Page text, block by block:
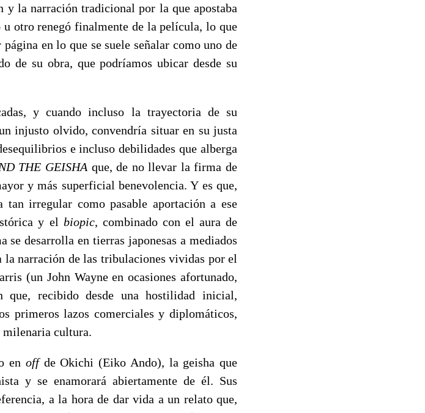
y la narración tradicional por la que apostaba
otro renegó finalmente de la película, lo que
en lo que se suele señalar como uno de
de su obra, que podríamos ubicar desde su
y cuando incluso la trayectoria de su
injusto olvido, convendría situar en su justa
e incluso debilidades que alberga
THE GEISHA que, de no llevar la firma de
y más superficial benevolencia. Y es que,
tan irregular como pasable aportación a ese
y el biopic, combinado con el aura de
se desarrolla en tierras japonesas a mediados
narración de las tribulaciones vividas por el
(un John Wayne en ocasiones afortunado,
recibido desde una hostilidad inicial,
primeros lazos comerciales y diplomáticos,
milenaria cultura.
en offde Okichi (Eiko Ando), la geisha que
y se enamorará abiertamente de él. Sus
a la hora de dar vida a un relato que,